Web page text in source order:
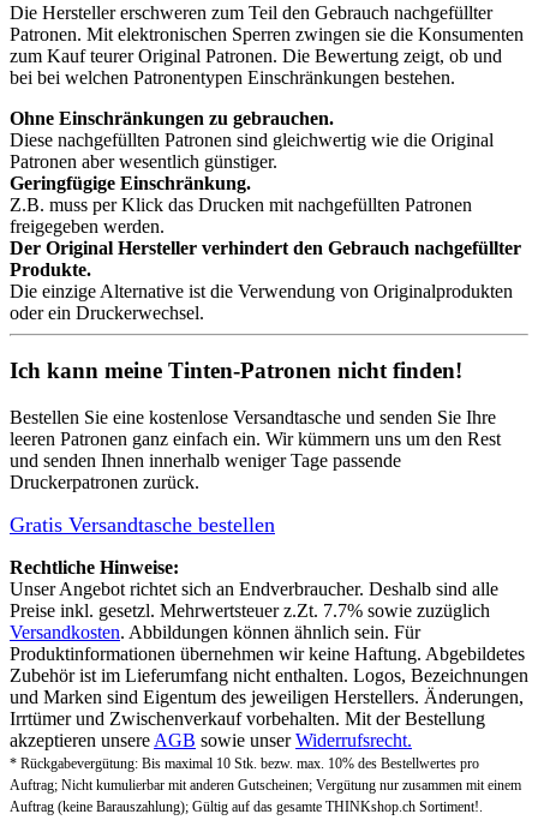
Die Hersteller erschweren zum Teil den Gebrauch nachgefüllter
Patronen. Mit elektronischen Sperren zwingen sie die Konsumenten
zum Kauf teurer Original Patronen. Die Bewertung zeigt, ob und
bei bei welchen Patronentypen Einschränkungen bestehen.
Ohne Einschränkungen zu gebrauchen.
Diese nachgefüllten Patronen sind gleichwertig wie die Original
Patronen aber wesentlich günstiger.
Geringfügige Einschränkung.
Z.B. muss per Klick das Drucken mit nachgefüllten Patronen
freigegeben werden.
Der Original Hersteller verhindert den Gebrauch nachgefüllter
Produkte.
Die einzige Alternative ist die Verwendung von Originalprodukten
oder ein Druckerwechsel.
Ich kann meine Tinten-Patronen nicht finden!
Bestellen Sie eine kostenlose Versandtasche und senden Sie Ihre
leeren Patronen ganz einfach ein. Wir kümmern uns um den Rest
und senden Ihnen innerhalb weniger Tage passende
Druckerpatronen zurück.
Gratis Versandtasche bestellen
Rechtliche Hinweise:
Unser Angebot richtet sich an Endverbraucher. Deshalb sind alle
Preise inkl. gesetzl. Mehrwertsteuer z.Zt. 7.7% sowie zuzüglich
Versandkosten. Abbildungen können ähnlich sein. Für
Produktinformationen übernehmen wir keine Haftung. Abgebildetes
Zubehör ist im Lieferumfang nicht enthalten. Logos, Bezeichnungen
und Marken sind Eigentum des jeweiligen Herstellers. Änderungen,
Irrtümer und Zwischenverkauf vorbehalten. Mit der Bestellung
akzeptieren unsere AGB sowie unserWiderrufsrecht.
* Rückgabevergütung: Bis maximal 10 Stk. bezw. max. 10% des Bestellwertes pro
Auftrag; Nicht kumulierbar mit anderen Gutscheinen; Vergütung nur zusammen mit einem
Auftrag (keine Barauszahlung); Gültig auf das gesamte THINKshop.ch Sortiment!.